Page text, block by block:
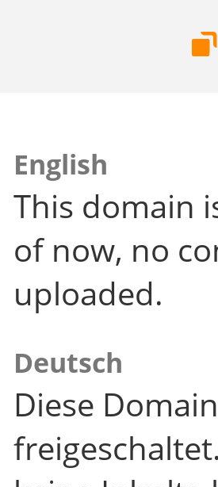
English
This domain
of now, no
uploaded.
Deutsch
Diese